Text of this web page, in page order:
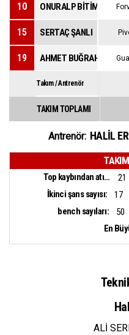
10 ONURALP BİTİM
15 SERTAÇ ŞANLI
19 AHMET BUĞRAHAN TUNCER
Takım / Antrenör
TAKIM TOPLAMI
Antrenör: HALİL
Top kaybından atılan sayı: 21
İkinci şans sayısı:
17
bench sayıları:
50
En
ALİ